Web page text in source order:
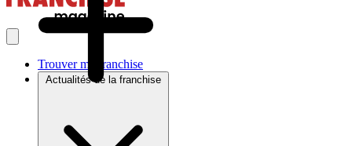
Trouver ma franchise
Actualités de la franchise